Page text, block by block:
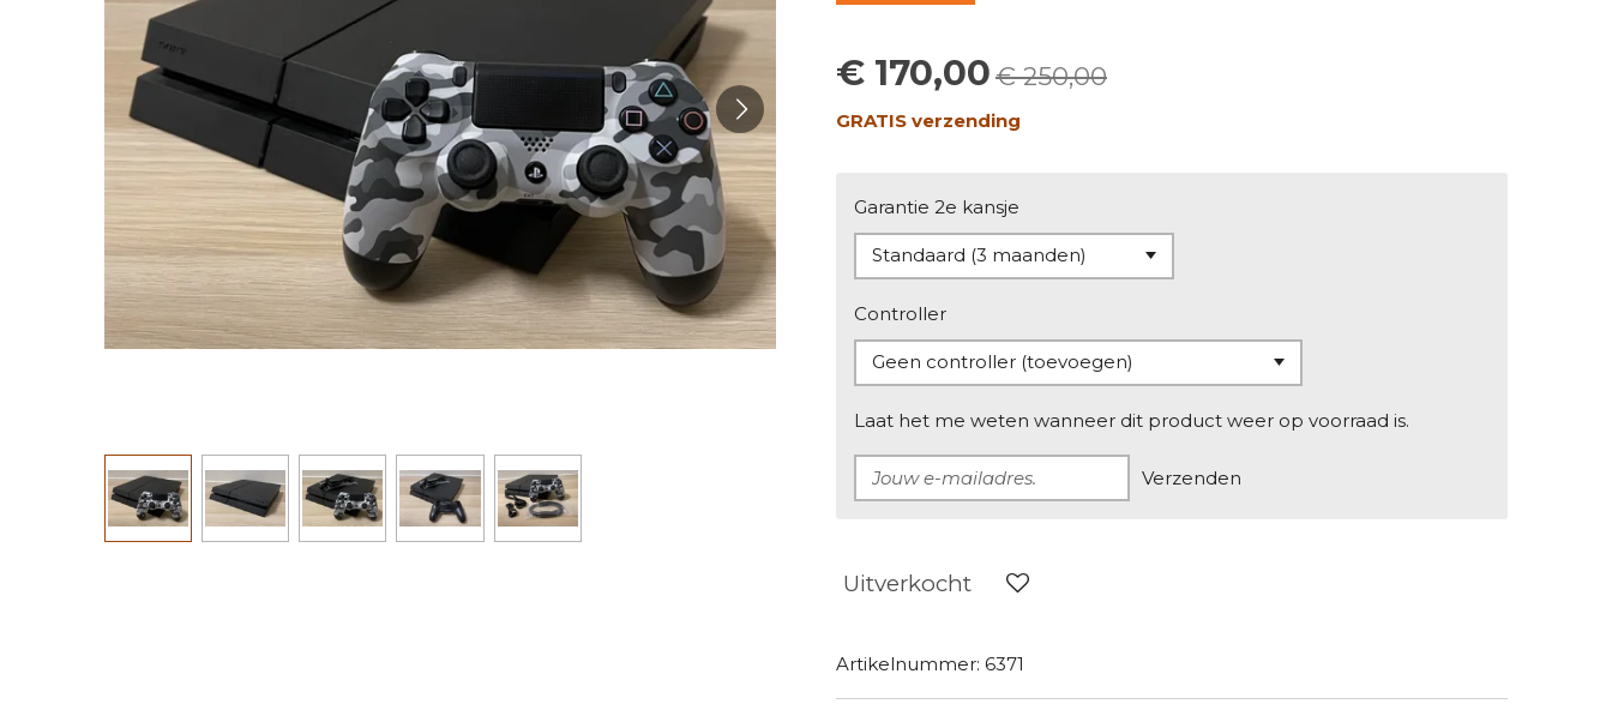
€ 170,00 € 250,00
GRATIS verzending
Garantie 2e kansje
Controller
Laat het me weten wanneer dit product weer op voorraad is.
Verzenden
Uitverkocht
Artikelnummer: 6371